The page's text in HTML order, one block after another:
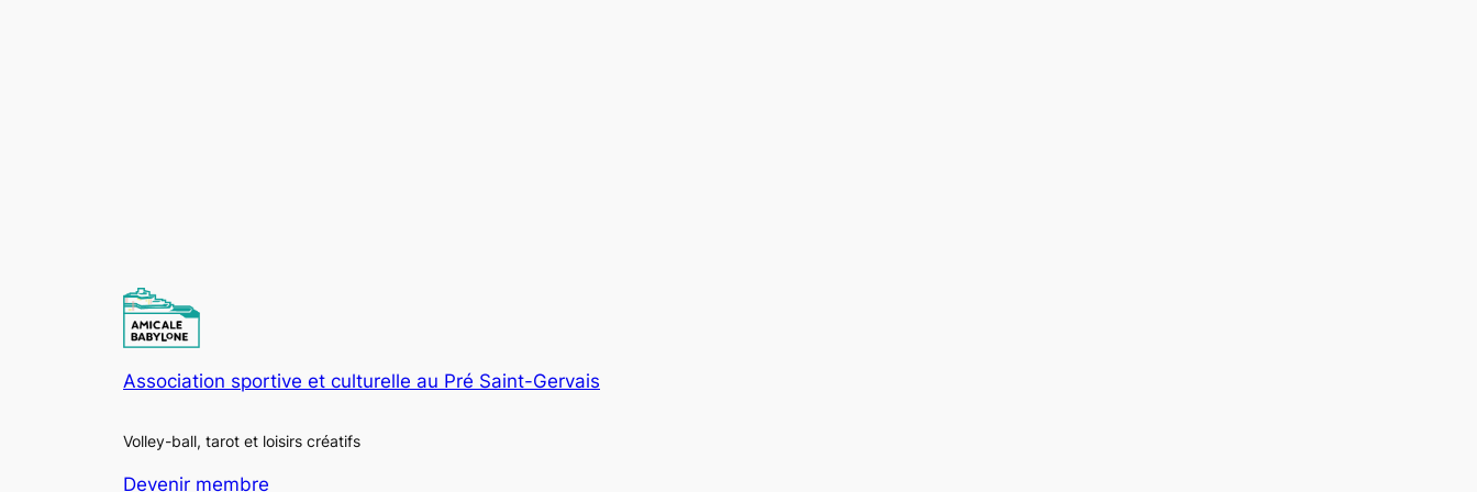
Association sportive et culturelle au Pré Saint-Gervais
Volley-ball, tarot et loisirs créatifs
Devenir membre